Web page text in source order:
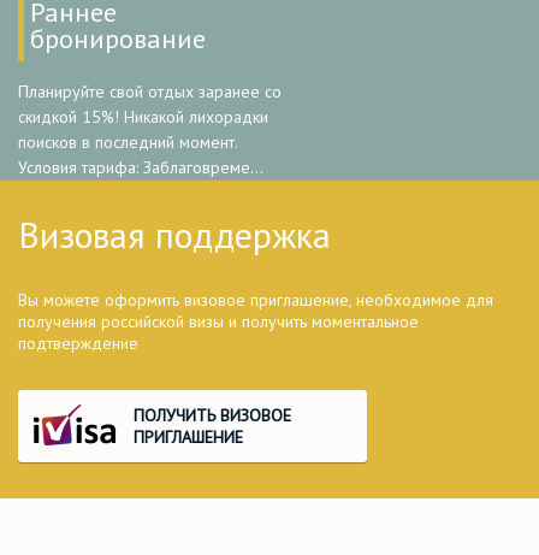
Раннее
бронирование
Планируйте свой отдых заранее со
скидкой 15%! Никакой лихорадки
поисков в последний момент.
Условия тарифа: Заблаговреме...
Визовая поддержка
Вы можете оформить визовое приглашение, необходимое для
получения российской визы и получить моментальное
подтверждение
ПОЛУЧИТЬ ВИЗОВОЕ
ПРИГЛАШЕНИЕ